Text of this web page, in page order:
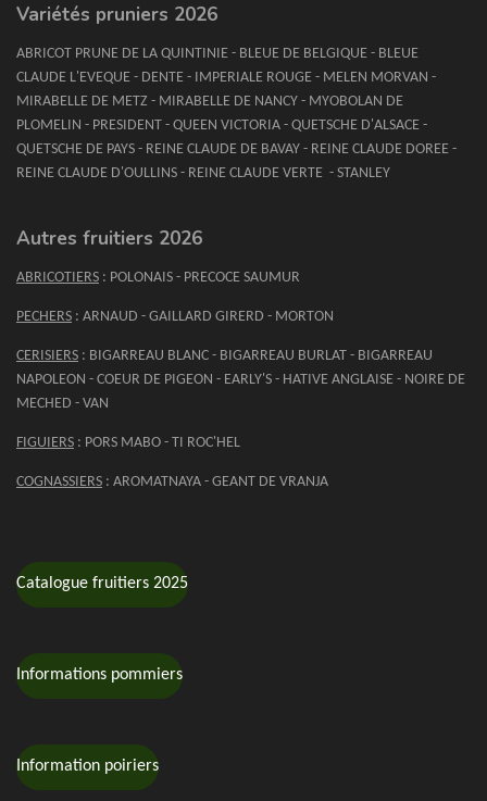
Variétés pruniers 2026
ABRICOT PRUNE DE LA QUINTINIE - BLEUE DE BELGIQUE - BLEUE
CLAUDE L'EVEQUE - DENTE - IMPERIALE ROUGE - MELEN MORVAN -
MIRABELLE DE METZ - MIRABELLE DE NANCY - MYOBOLAN DE
PLOMELIN - PRESIDENT - QUEEN VICTORIA - QUETSCHE D'ALSACE -
QUETSCHE DE PAYS - REINE CLAUDE DE BAVAY - REINE CLAUDE DOREE -
REINE CLAUDE D'OULLINS - REINE CLAUDE VERTE - STANLEY
Autres fruitiers 2026
ABRICOTIERS : POLONAIS - PRECOCE SAUMUR
PECHERS : ARNAUD - GAILLARD GIRERD - MORTON
CERISIERS : BIGARREAU BLANC - BIGARREAU BURLAT - BIGARREAU
NAPOLEON - COEUR DE PIGEON - EARLY'S - HATIVE ANGLAISE - NOIRE DE
MECHED - VAN
FIGUIERS : PORS MABO - TI ROC'HEL
COGNASSIERS : AROMATNAYA - GEANT DE VRANJA
Catalogue fruitiers 2025
Informations pommiers
Information poiriers